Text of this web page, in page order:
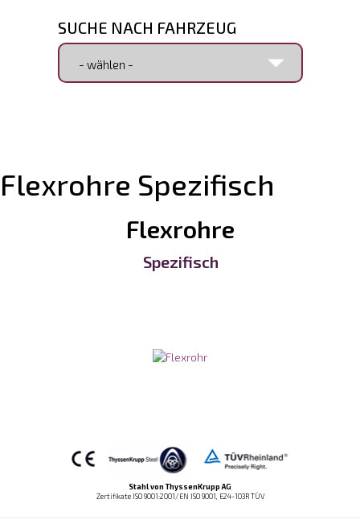
SUCHE NACH FAHRZEUG
Flexrohre Spezifisch
Flexrohre
Spezifisch
Stahl von ThyssenKrupp AG
Zertifikate ISO 9001:2001/EN ISO 9001, E24-103R TÜV